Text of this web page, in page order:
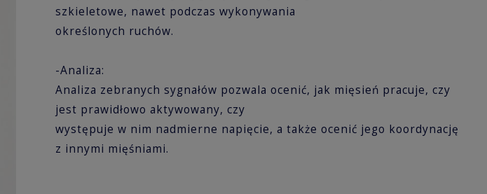
szkieletowe, nawet podczas wykonywania
określonych ruchów.
-Analiza:
Analiza zebranych sygnałów pozwala ocenić, jak mięsień pracuje, czy
jest prawidłowo aktywowany, czy
występuje w nim nadmierne napięcie, a także ocenić jego koordynację
z innymi mięśniami.